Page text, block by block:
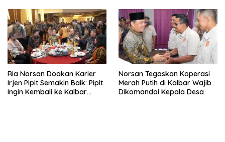
Ria Norsan Doakan Karier
Irjen Pipit Semakin Baik: Pipit
Ingin Kembali ke Kalbar
Norsan Tegaskan Koperasi
Merah Putih di Kalbar Wajib
Dikomandoi Kepala Desa